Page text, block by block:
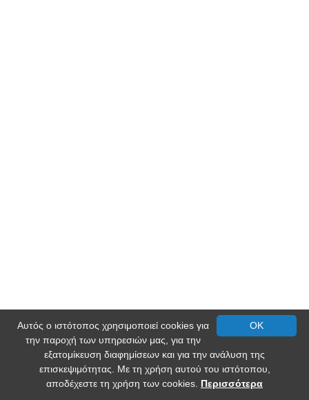
OK
Αυτός ο ιστότοπος χρησιμοποιεί cookies για
την παροχή των υπηρεσιών μας, για την
εξατομίκευση διαφημίσεων και για την ανάλυση της
επισκεψιμότητας. Με τη χρήση αυτού του ιστότοπου,
αποδέχεστε τη χρήση των cookies. Περισσότερα